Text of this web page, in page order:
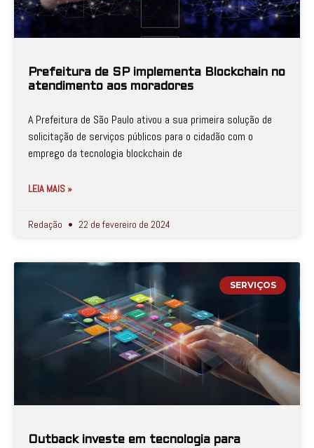
Prefeitura de SP implementa Blockchain no
atendimento aos moradores
A Prefeitura de São Paulo ativou a sua primeira solução de
solicitação de serviços públicos para o cidadão com o
emprego da tecnologia blockchain de
LEIA MAIS »
Redação 22 de fevereiro de 2024
SERVIÇOS
Outback investe em tecnologia para